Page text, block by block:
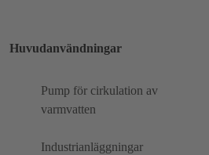
Huvudanvändningar
Pump för cirkulation av
varmvatten
Industrianläggningar